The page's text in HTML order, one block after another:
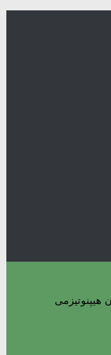
هیپنوتیزمی